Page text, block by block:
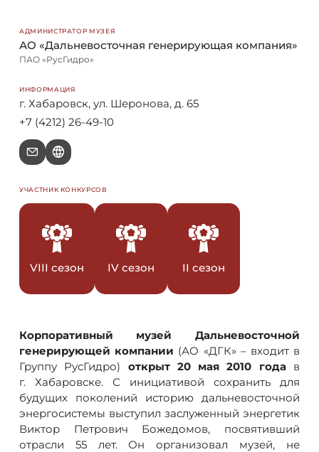
Корпоративный музей Дальневосточной
генерирующей компании (АО «ДГК» – входит в
Группу РусГидро) открыт 20 мая 2010 годав
г. Хабаровске. С инициативой сохранить для
будущих поколений историю дальневосточной
энергосистемы выступил заслуженный энергетик
Виктор Петрович Божедомов, посвятивший
отрасли 55 лет. Он организовал музей, не
АДМИНИСТРАТОР МУЗЕЯ
АО «Дальневосточная генерирующая компания»
ПАО «РусГидро»
ИНФОРМАЦИЯ
г. Хабаровск, ул. Шеронова, д. 65
+7 (4212) 26-49-10
e W
УЧАСТНИК КОНКУРСОВ
VIII сезон IV сезон II сезон